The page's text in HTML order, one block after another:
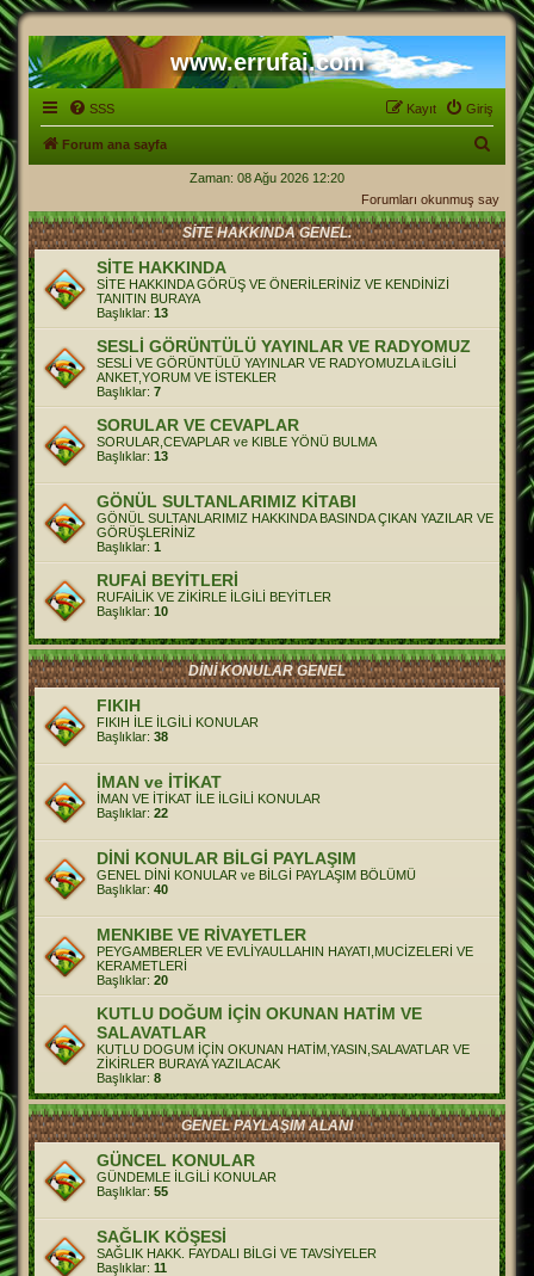
www.errufai.com
SSS Giriş
Kayıt
Forum ana sayfa
a
Zaman: 08 Ağu 2026 12:20
Forumları okunmuş say
SİTE HAKKINDA GENEL.
SİTE HAKKINDA
SİTE HAKKINDA GÖRÜŞ VE ÖNERİLERİNİZ VE KENDİNİZİ
TANITIN BURAYA
Başlıklar: 13
SESLİ GÖRÜNTÜLÜ YAYINLAR VE RADYOMUZ
SESLİ VE GÖRÜNTÜLÜ YAYINLAR VE RADYOMUZLA iLGİLİ
ANKET,YORUM VE İSTEKLER
Başlıklar: 7
SORULAR VE CEVAPLAR
SORULAR,CEVAPLAR ve KIBLE YÖNÜ BULMA
Başlıklar: 13
GÖNÜL SULTANLARIMIZ KİTABI
GÖNÜL SULTANLARIMIZ HAKKINDA BASINDA ÇIKAN YAZILAR VE
GÖRÜŞLERİNİZ
Başlıklar: 1
RUFAİ BEYİTLERİ
RUFAİLİK VE ZİKİRLE İLGİLİ BEYİTLER
Başlıklar: 10
DİNİ KONULAR GENEL
FIKIH
FIKIH İLE İLGİLİ KONULAR
Başlıklar: 38
İMAN ve İTİKAT
İMAN VE İTİKAT İLE İLGİLİ KONULAR
Başlıklar: 22
DİNİ KONULAR BİLGİ PAYLAŞIM
GENEL DİNİ KONULAR ve BİLGİ PAYLAŞIM BÖLÜMÜ
Başlıklar: 40
MENKIBE VE RİVAYETLER
PEYGAMBERLER VE EVLİYAULLAHIN HAYATI,MUCİZELERİ VE
KERAMETLERİ
Başlıklar: 20
KUTLU DOĞUM İÇİN OKUNAN HATİM VE
SALAVATLAR
KUTLU DOGUM İÇİN OKUNAN HATİM,YASIN,SALAVATLAR VE
ZİKİRLER BURAYA YAZILACAK
Başlıklar: 8
GENEL PAYLAŞIM ALANI
GÜNCEL KONULAR
GÜNDEMLE İLGİLİ KONULAR
Başlıklar: 55
SAĞLIK KÖŞESİ
SAĞLIK HAKK. FAYDALI BİLGİ VE TAVSİYELER
Başlıklar: 11